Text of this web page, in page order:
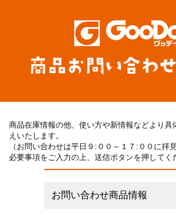
商品在庫情報の他、使い方や新情報などより具
えいたします。
（お問い合わせは平日９:００～１７:００に拝
必要事項をご入力の上、送信ボタンを押してく
お問い合わせ商品情報